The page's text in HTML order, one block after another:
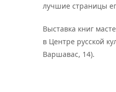
лучшие страницы
Выставка книг
в Центре русской
Варшавас, 14).